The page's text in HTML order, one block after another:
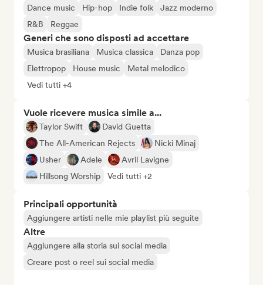
Dance music Hip-hop Indie folk
Jazz moderno
R&B
Reggae
Generi che sono disposti ad accettare
Musica brasiliana Musica classica
Danza pop
Elettropop
House music
Metal melodico
Vedi tutti +4
Vuole ricevere musica simile a...
Taylor Swift
David Guetta
The All-American Rejects
Nicki Minaj
Usher
Adele
Avril Lavigne
Hillsong Worship
Vedi tutti +2
Principali opportunità
Aggiungere artisti nelle mie playlist più seguite
Altre
Aggiungere alla storia sui social media
Creare post o reel sui social media